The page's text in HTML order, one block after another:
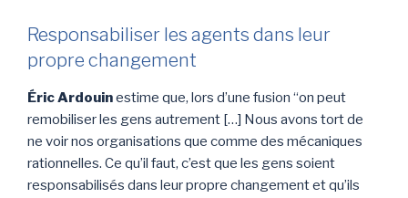
Responsabiliser les agents dans leur
propre changement
Éric Ardouinestime que, lors d’une fusion “on peut
remobiliser les gens autrement […] Nous avons tort de
ne voir nos organisations que comme des mécaniques
rationnelles. Ce qu’il faut, c’est que les gens soient
responsabilisés dans leur propre changement et qu’ils